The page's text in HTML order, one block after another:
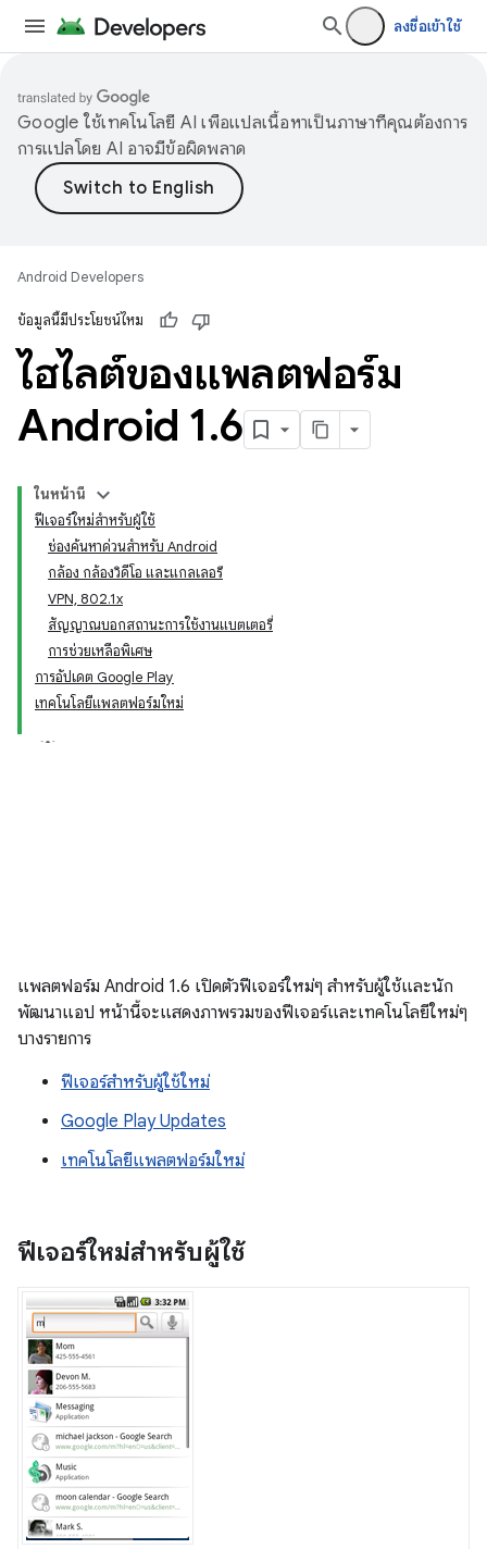
ลงชื่อเข้าใช้
Google ใช้เทคโนโลยี AI เพื่อแปลเนื้อหาเป็นภาษาที่คุณต้องการ
การแปลโดย AI อาจมีข้อผิดพลาด
Android Developers
ข้อมูลนี้มีประโยชน์ไหม
ไฮไลต์ของแพลตฟอร์ม
Android 1.6
ในหน้านี้
ฟีเจอร์ใหม่สำหรับผู้ใช้
ช่องค้นหาด่วนสำหรับ Android
กล้อง กล้องวิดีโอ และแกลเลอรี
VPN, 802.1x
สัญญาณบอกสถานะการใช้งานแบตเตอรี่
การช่วยเหลือพิเศษ
การอัปเดต Google Play
เทคโนโลยีแพลตฟอร์มใหม่
แพลตฟอร์ม Android 1.6 เปิดตัวฟีเจอร์ใหม่ๆ สำหรับผู้ใช้และนัก
พัฒนาแอป หน้านี้จะแสดงภาพรวมของฟีเจอร์และเทคโนโลยีใหม่ๆ
บางรายการ
ฟีเจอร์สําหรับผู้ใช้ใหม่
Google Play Updates
เทคโนโลยีแพลตฟอร์มใหม่
ฟีเจอร์ใหม่สำหรับผู้ใช้